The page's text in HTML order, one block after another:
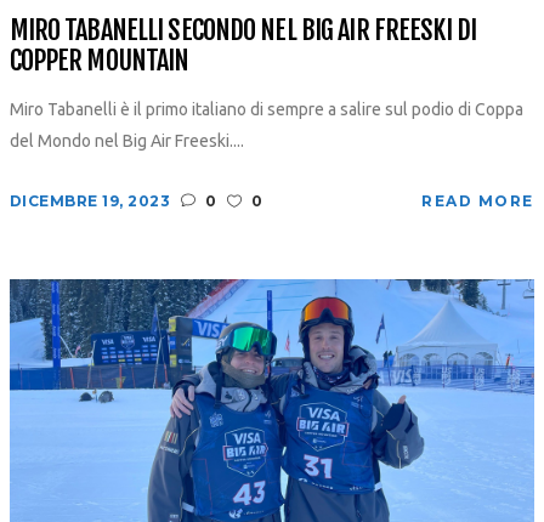
MIRO TABANELLI SECONDO NEL BIG AIR FREESKI DI
COPPER MOUNTAIN
Miro Tabanelli è il primo italiano di sempre a salire sul podio di Coppa
del Mondo nel Big Air Freeski....
DICEMBRE 19, 2023 0 0 READ MORE